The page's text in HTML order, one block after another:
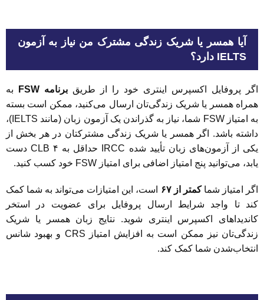
آیا همسر یا شریک زندگی مشترک من نیاز به آزمون
IELTS دارد؟
اگر پروفایل اکسپرس اینتری خود را از طریق برنامه FSW
به
همراه همسر یا شریک زندگی‌تان ارسال می‌کنید، ممکن است بسته
به امتیاز FSW شما، نیاز به گذراندن یک آزمون زبان (مانند IELTS)،
داشته باشد. اگر همسر یا شریک زندگی مشترکتان در هر بخش از
یکی از آزمون‌های زبان تأیید شده IRCC حداقل به CLB ۴ دست
یابد، می‌توانید پنج امتیاز اضافی برای امتیاز FSW خود کسب کنید.
اگر امتیاز شماکمتر از ۶۷
است، این امتیازات می‌تواند به شما کمک
کند تا واجد شرایط ارسال پروفایل برای عضویت در استخر
کاندیداهای اکسپرس اینتری شوید. نتایج زبان همسر یا شریک
زندگی‌تان نیز ممکن است به افزایش امتیاز CRS و بهبود شانس
انتخاب‌شدن شما کمک کند.